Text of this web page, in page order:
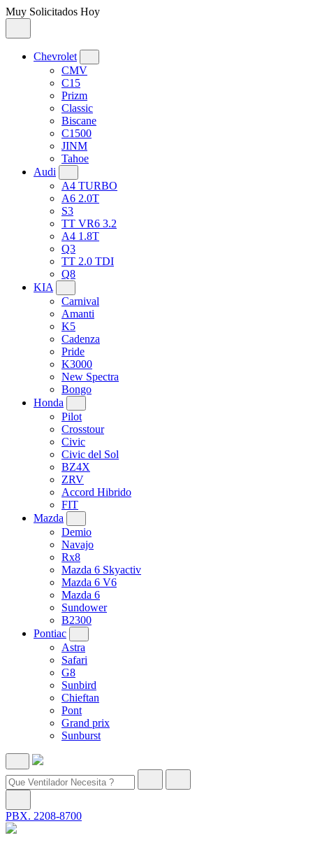
Muy Solicitados Hoy
Chevrolet
CMV
C15
Prizm
Classic
Biscane
C1500
JINM
Tahoe
Audi
A4 TURBO
A6 2.0T
S3
TT VR6 3.2
A4 1.8T
Q3
TT 2.0 TDI
Q8
KIA
Carnival
Amanti
K5
Cadenza
Pride
K3000
New Spectra
Bongo
Honda
Pilot
Crosstour
Civic
Civic del Sol
BZ4X
ZRV
Accord Hibrido
FIT
Mazda
Demio
Navajo
Rx8
Mazda 6 Skyactiv
Mazda 6 V6
Mazda 6
Sundower
B2300
Pontiac
Astra
Safari
G8
Sunbird
Chieftan
Pont
Grand prix
Sunburst
PBX. 2208-8700